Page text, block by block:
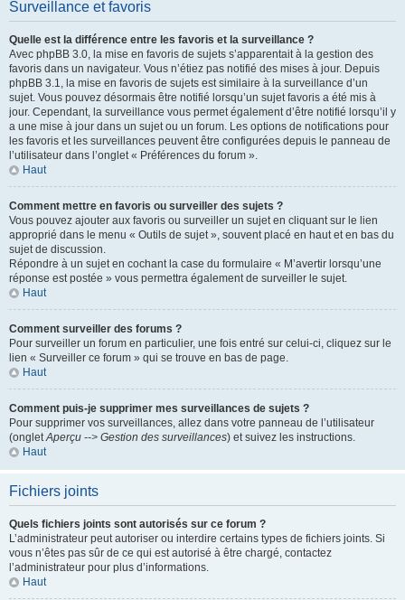
Surveillance et favoris
Quelle est la différence entre les favoris et la surveillance ?
Avec phpBB 3.0, la mise en favoris de sujets s’apparentait à la gestion des
favoris dans un navigateur. Vous n’étiez pas notifié des mises à jour. Depuis
phpBB 3.1, la mise en favoris de sujets est similaire à la surveillance d’un
sujet. Vous pouvez désormais être notifié lorsqu’un sujet favoris a été mis à
jour. Cependant, la surveillance vous permet également d’être notifié lorsqu’il y
a une mise à jour dans un sujet ou un forum. Les options de notifications pour
les favoris et les surveillances peuvent être configurées depuis le panneau de
l’utilisateur dans l’onglet « Préférences du forum ».
Haut
Comment mettre en favoris ou surveiller des sujets ?
Vous pouvez ajouter aux favoris ou surveiller un sujet en cliquant sur le lien
approprié dans le menu « Outils de sujet », souvent placé en haut et en bas du
sujet de discussion.
Répondre à un sujet en cochant la case du formulaire « M’avertir lorsqu’une
réponse est postée » vous permettra également de surveiller le sujet.
Haut
Comment surveiller des forums ?
Pour surveiller un forum en particulier, une fois entré sur celui-ci, cliquez sur le
lien « Surveiller ce forum » qui se trouve en bas de page.
Haut
Comment puis-je supprimer mes surveillances de sujets ?
Pour supprimer vos surveillances, allez dans votre panneau de l’utilisateur
(ongletAperçu --> Gestion des surveillances) et suivez les instructions.
Haut
Fichiers joints
Quels fichiers joints sont autorisés sur ce forum ?
L’administrateur peut autoriser ou interdire certains types de fichiers joints. Si
vous n’êtes pas sûr de ce qui est autorisé à être chargé, contactez
l’administrateur pour plus d’informations.
Haut